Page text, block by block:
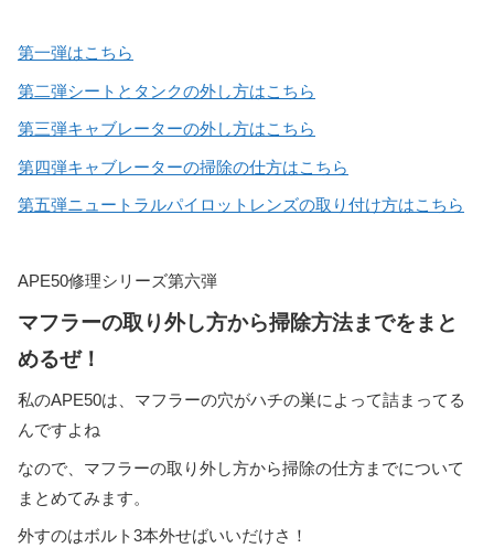
第一弾はこちら
第二弾シートとタンクの外し方はこちら
第三弾キャブレーターの外し方はこちら
第四弾キャブレーターの掃除の仕方はこちら
第五弾ニュートラルパイロットレンズの取り付け方はこちら
APE50修理シリーズ第六弾
マフラーの取り外し方から掃除方法までをまと
めるぜ！
私のAPE50は、マフラーの穴がハチの巣によって詰まってる
んですよね
なので、マフラーの取り外し方から掃除の仕方までについて
まとめてみます。
外すのはボルト3本外せばいいだけさ！